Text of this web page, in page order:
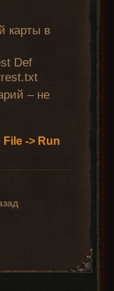
карты в
Def
– не
File -> Run